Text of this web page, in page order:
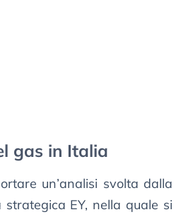
gas in Italia
un’analisi svolta dalla
EY, nella quale si